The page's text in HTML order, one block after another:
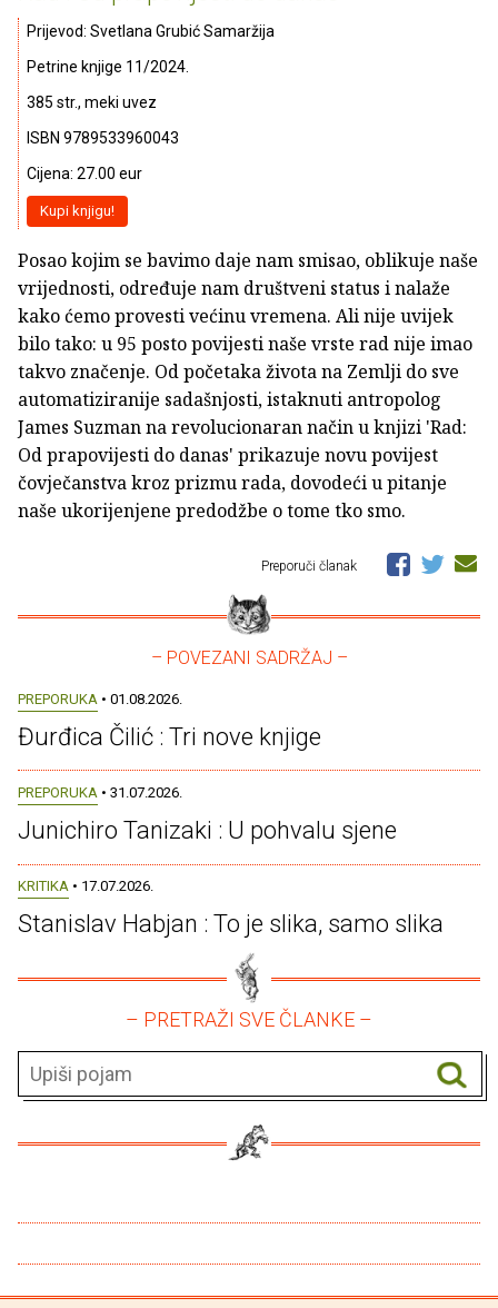
Prijevod: Svetlana Grubić Samaržija
Petrine knjige 11/2024.
385 str., meki uvez
ISBN 9789533960043
Cijena: 27.00 eur
Kupi knjigu!
Posao kojim se bavimo daje nam smisao, oblikuje naše
vrijednosti, određuje nam društveni status i nalaže
kako ćemo provesti većinu vremena. Ali nije uvijek
bilo tako: u 95 posto povijesti naše vrste rad nije imao
takvo značenje. Od početaka života na Zemlji do sve
automatiziranije sadašnjosti, istaknuti antropolog
James Suzman na revolucionaran način u knjizi 'Rad:
Od prapovijesti do danas' prikazuje novu povijest
čovječanstva kroz prizmu rada, dovodeći u pitanje
naše ukorijenjene predodžbe o tome tko smo.
Preporuči članak
– POVEZANI SADRŽAJ –
PREPORUKA • 01.08.2026.
Đurđica Čilić : Tri nove knjige
PREPORUKA • 31.07.2026.
Junichiro Tanizaki : U pohvalu sjene
KRITIKA • 17.07.2026.
Stanislav Habjan : To je slika, samo slika
– PRETRAŽI SVE ČLANKE –